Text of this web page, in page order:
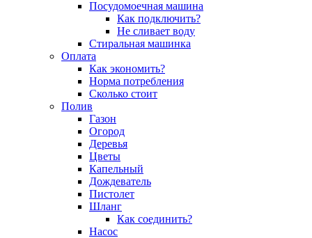
Посудомоечная машина
Как подключить?
Не сливает воду
Стиральная машинка
Оплата
Как экономить?
Норма потребления
Сколько стоит
Полив
Газон
Огород
Деревья
Цветы
Капельный
Дождеватель
Пистолет
Шланг
Как соединить?
Насос